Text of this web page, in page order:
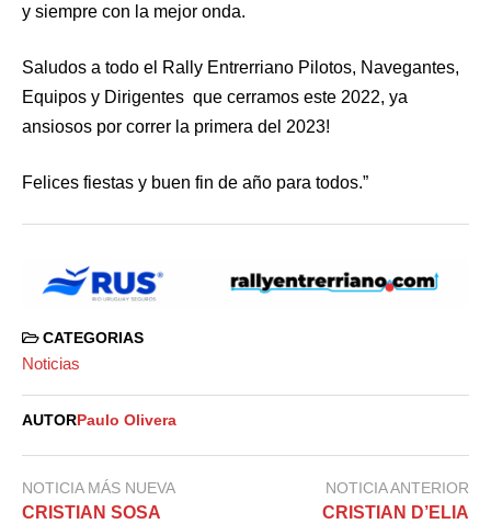
y siempre con la mejor onda.
Saludos a todo el Rally Entrerriano Pilotos, Navegantes,
Equipos y Dirigentes que cerramos este 2022, ya
ansiosos por correr la primera del 2023!
Felices fiestas y buen fin de año para todos.”
CATEGORIAS
Noticias
AUTOR Paulo Olivera
NOTICIA MÁS NUEVA
CRISTIAN SOSA
NOTICIA ANTERIOR
CRISTIAN D’ELIA